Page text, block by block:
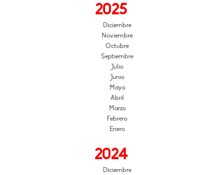
2025
Diciembre
Noviembre
Octubre
Septiembre
Julio
Junio
Mayo
Abril
Marzo
Febrero
Enero
2024
Diciembre